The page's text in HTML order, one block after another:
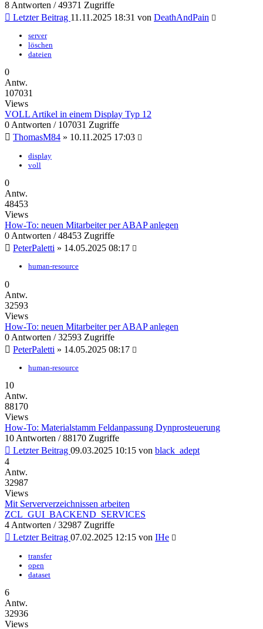
8 Antworten / 49371 Zugriffe
Letzter Beitrag 11.11.2025 18:31 von DeathAndPain
server
löschen
dateien
0
Antw.
107031
Views
VOLL Artikel in einem Display Typ 12
0 Antworten / 107031 Zugriffe
ThomasM84 » 10.11.2025 17:03
display
voll
0
Antw.
48453
Views
How-To: neuen Mitarbeiter per ABAP anlegen
0 Antworten / 48453 Zugriffe
PeterPaletti » 14.05.2025 08:17
human-resource
0
Antw.
32593
Views
How-To: neuen Mitarbeiter per ABAP anlegen
0 Antworten / 32593 Zugriffe
PeterPaletti » 14.05.2025 08:17
human-resource
10
Antw.
88170
Views
How-To: Materialstamm Feldanpassung Dynprosteuerung
10 Antworten / 88170 Zugriffe
Letzter Beitrag 09.03.2025 10:15 von black_adept
4
Antw.
32987
Views
Mit Serververzeichnissen arbeiten
ZCL_GUI_BACKEND_SERVICES
4 Antworten / 32987 Zugriffe
Letzter Beitrag 07.02.2025 12:15 von IHe
transfer
open
dataset
6
Antw.
32936
Views